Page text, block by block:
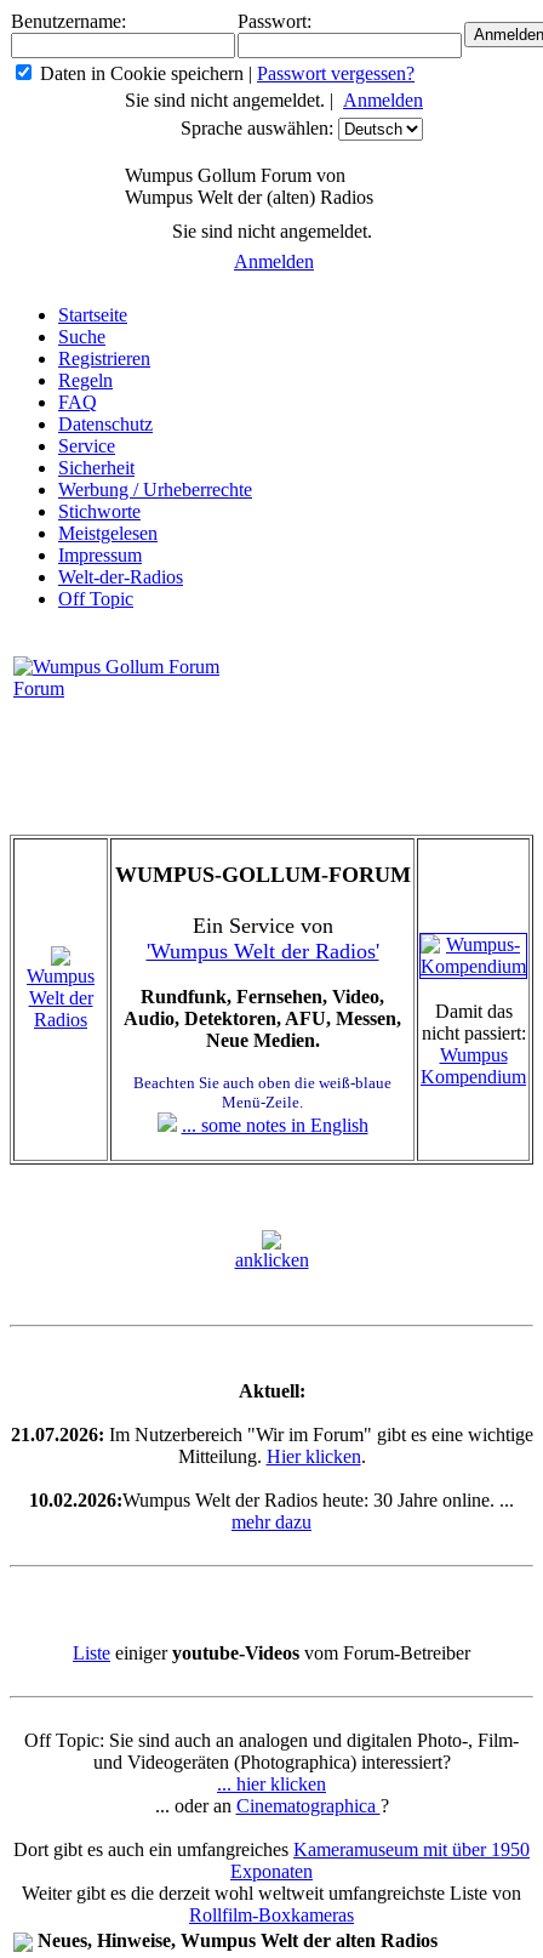
Benutzername: Passwort:
Daten in Cookie speichern | Passwort vergessen?
Sie sind nicht angemeldet. | Anmelden
Sprache auswählen:
Wumpus Gollum Forum von
Wumpus Welt der (alten) Radios
Sie sind nicht angemeldet.
Anmelden
Startseite
Suche
Registrieren
Regeln
FAQ
Datenschutz
Service
Sicherheit
Werbung / Urheberrechte
Stichworte
Meistgelesen
Impressum
Welt-der-Radios
Off Topic
Forum
Wumpus
Welt der
Radios
WUMPUS-GOLLUM-FORUM
Ein Service von
'Wumpus Welt der Radios'
Rundfunk, Fernsehen, Video,
Audio, Detektoren, AFU, Messen,
Neue Medien.
Beachten Sie auch oben die weiß-blaue
Menü-Zeile.
... some notes in English
Damit das
nicht passiert:
Wumpus
Kompendium
anklicken
Aktuell:
21.07.2026: Im Nutzerbereich "Wir im Forum" gibt es eine wichtige
Mitteilung. Hier klicken.
10.02.2026:Wumpus Welt der Radios heute: 30 Jahre online. ...
mehr dazu
Liste einigeryoutube-Videos vom Forum-Betreiber
Off Topic: Sie sind auch an analogen und digitalen Photo-, Film-
und Videogeräten (Photographica) interessiert?
... hier klicken
... oder an Cinematographica ?
Dort gibt es auch ein umfangreiches Kameramuseum mit über 1950
Exponaten
Weiter gibt es die derzeit wohl weltweit umfangreichste Liste von
Rollfilm-Boxkameras
Neues, Hinweise, Wumpus Welt der alten Radios